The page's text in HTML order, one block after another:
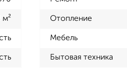
м² Отопление
Мебель
Бытовая техника